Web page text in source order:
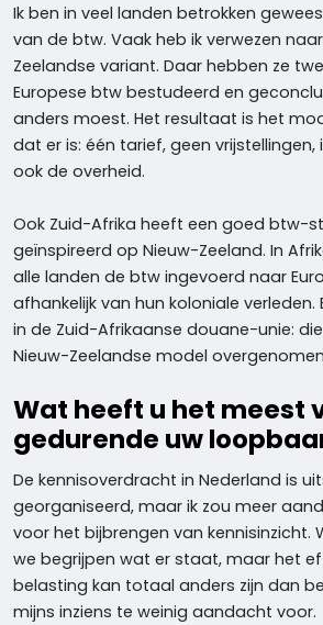
Ik ben in veel landen betrokken
van de btw. Vaak heb ik verwezen
Zeelandse variant. Daar hebben ze
Europese btw bestudeerd en
anders moest. Het resultaat is het
dat er is: één tarief, geen vrijstellingen,
ook de overheid.
Ook Zuid-Afrika heeft een goed btw-
geïnspireerd op Nieuw-Zeeland. In
alle landen de btw ingevoerd naar
afhankelijk van hun koloniale verleden.
in de Zuid-Afrikaanse douane-unie:
Nieuw-Zeelandse model
Wat heeft u het meest
gedurende uw
De kennisoverdracht in Nederland is
georganiseerd, maar ik zou meer
voor het bijbrengen van kennisinzicht.
we begrijpen wat er staat, maar het
belasting kan totaal anders zijn dan
mijns inziens te weinig aandacht voor.